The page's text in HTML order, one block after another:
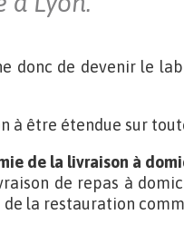
donc de devenir le
à être étendue sur
de la livraison à
de repas à
de la restauration